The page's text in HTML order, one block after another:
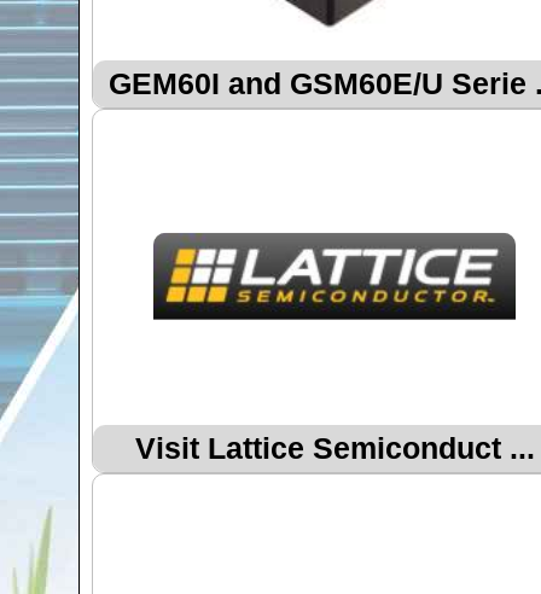
GEM60I and GSM60E/U Serie
Visit Lattice Semiconduct ...